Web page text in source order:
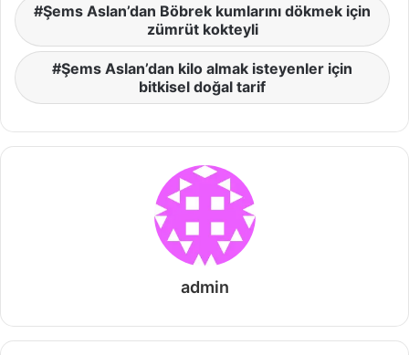
Şems Aslan’dan Böbrek kumlarını dökmek için
zümrüt kokteyli
Şems Aslan’dan kilo almak isteyenler için
bitkisel doğal tarif
admin